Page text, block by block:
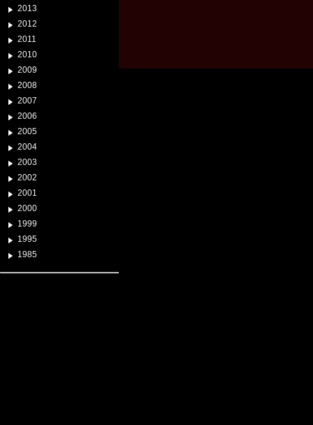
2013
2012
2011
2010
2009
2008
2007
2006
2005
2004
2003
2002
2001
2000
1999
1995
1985